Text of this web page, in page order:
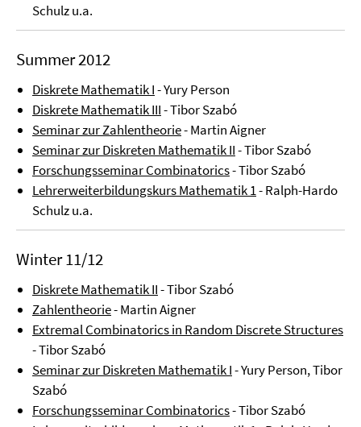
Schulz u.a.
Summer 2012
Diskrete Mathematik I- Yury Person
Diskrete Mathematik III- Tibor Szabó
Seminar zur Zahlentheorie- Martin Aigner
Seminar zur Diskreten Mathematik II- Tibor Szabó
Forschungsseminar Combinatorics- Tibor Szabó
Lehrerweiterbildungskurs Mathematik 1- Ralph-Hardo
Schulz u.a.
Winter 11/12
Diskrete Mathematik II- Tibor Szabó
Zahlentheorie- Martin Aigner
Extremal Combinatorics in Random Discrete Structures
- Tibor Szabó
Seminar zur Diskreten Mathematik I- Yury Person, Tibor
Szabó
Forschungsseminar Combinatorics- Tibor Szabó